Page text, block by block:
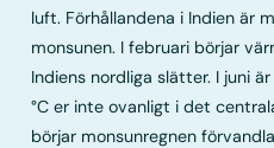
luft. Förhållandena i Indien är
monsunen. I februari börjar
Indiens nordliga slätter. I juni
°C er inte ovanligt i det
börjar monsunregnen